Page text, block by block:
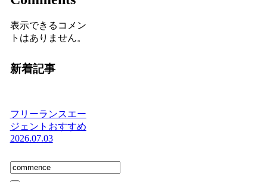
表示できるコメン
トはありません。
新着記事
フリーランスエー
ジェントおすすめ
2026.07.03